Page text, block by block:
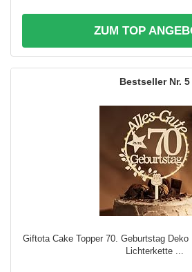
ZUM TOP
5
Giftota Cake Topper 70. Geburtstag
Lichterkette ...